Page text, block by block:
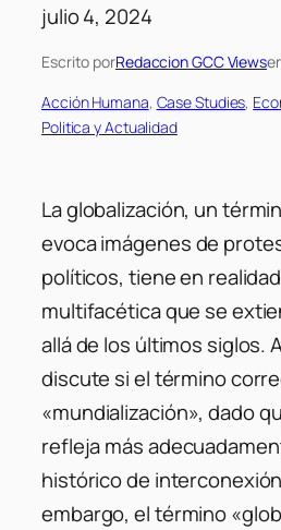
julio 4, 2024
Escrito porRedaccion GCC Views
Acción Humana, Case Studies,
Politica y Actualidad
La globalización, un
evoca imágenes de
políticos, tiene en
multifacética que se
allá de los últimos siglos.
discute si el término
«mundialización», dado
refleja más
histórico de
embargo, el término